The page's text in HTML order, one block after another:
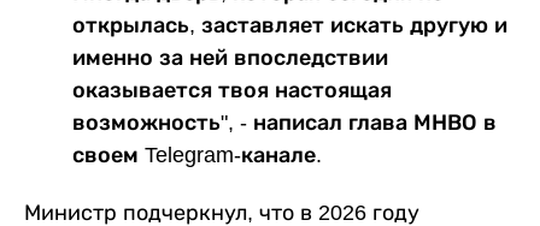
открылась, заставляет искать другую и
именно за ней впоследствии
оказывается твоя настоящая
возможность", - написал глава МНВО в
своем Telegram-канале.
Министр подчеркнул, что в 2026 году